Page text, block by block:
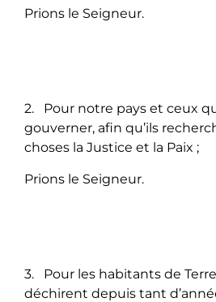
Prions le Seigneur.
2. Pour notre pays et ceux
gouverner, afin qu’ils
choses la Justice et la Paix ;
Prions le Seigneur.
3. Pour les habitants de
déchirent depuis tant